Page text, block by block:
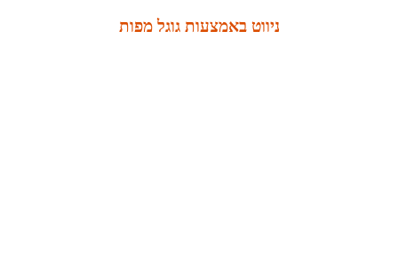
ניווט באמצעות גוגל מפות